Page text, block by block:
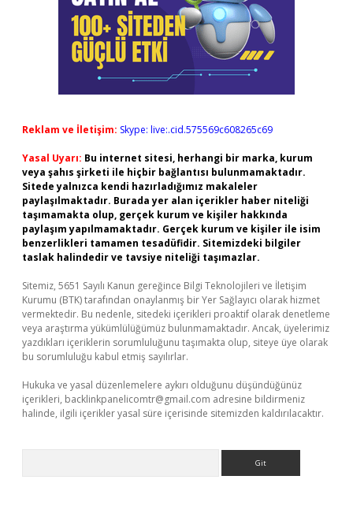
Reklam ve İletişim: Skype: live:.cid.575569c608265c69
Yasal Uyarı: Bu internet sitesi, herhangi bir marka, kurum
veya şahıs şirketi ile hiçbir bağlantısı bulunmamaktadır.
Sitede yalnızca kendi hazırladığımız makaleler
paylaşılmaktadır. Burada yer alan içerikler haber niteliği
taşımamakta olup, gerçek kurum ve kişiler hakkında
paylaşım yapılmamaktadır. Gerçek kurum ve kişiler ile isim
benzerlikleri tamamen tesadüfidir. Sitemizdeki bilgiler
taslak halindedir ve tavsiye niteliği taşımazlar.
Sitemiz, 5651 Sayılı Kanun gereğince Bilgi Teknolojileri ve İletişim
Kurumu (BTK) tarafından onaylanmış bir Yer Sağlayıcı olarak hizmet
vermektedir. Bu nedenle, sitedeki içerikleri proaktif olarak denetleme
veya araştırma yükümlülüğümüz bulunmamaktadır. Ancak, üyelerimiz
yazdıkları içeriklerin sorumluluğunu taşımakta olup, siteye üye olarak
bu sorumluluğu kabul etmiş sayılırlar.
Hukuka ve yasal düzenlemelere aykırı olduğunu düşündüğünüz
içerikleri, backlinkpanelicomtr@gmail.com adresine bildirmeniz
halinde, ilgili içerikler yasal süre içerisinde sitemizden kaldırılacaktır.